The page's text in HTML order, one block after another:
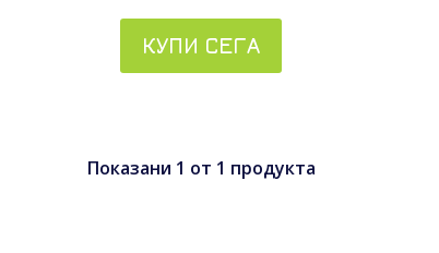
КУПИ СЕГА
Показани 1 от 1 продукта